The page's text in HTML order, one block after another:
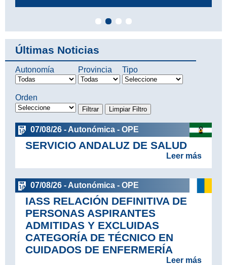
Últimas Noticias
Autonomía Provincia Tipo
Orden
07/08/26 - Autonómica - OPE
SERVICIO ANDALUZ DE SALUD
Leer más
07/08/26 - Autonómica - OPE
IASS RELACIÓN DEFINITIVA DE
PERSONAS ASPIRANTES
ADMITIDAS Y EXCLUIDAS
CATEGORÍA DE TÉCNICO EN
CUIDADOS DE ENFERMERÍA
Leer más